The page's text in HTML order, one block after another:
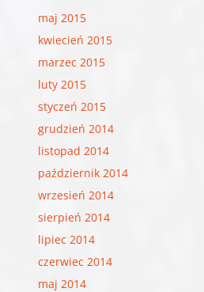
maj 2015
kwiecień 2015
marzec 2015
luty 2015
styczeń 2015
grudzień 2014
listopad 2014
październik 2014
wrzesień 2014
sierpień 2014
lipiec 2014
czerwiec 2014
maj 2014